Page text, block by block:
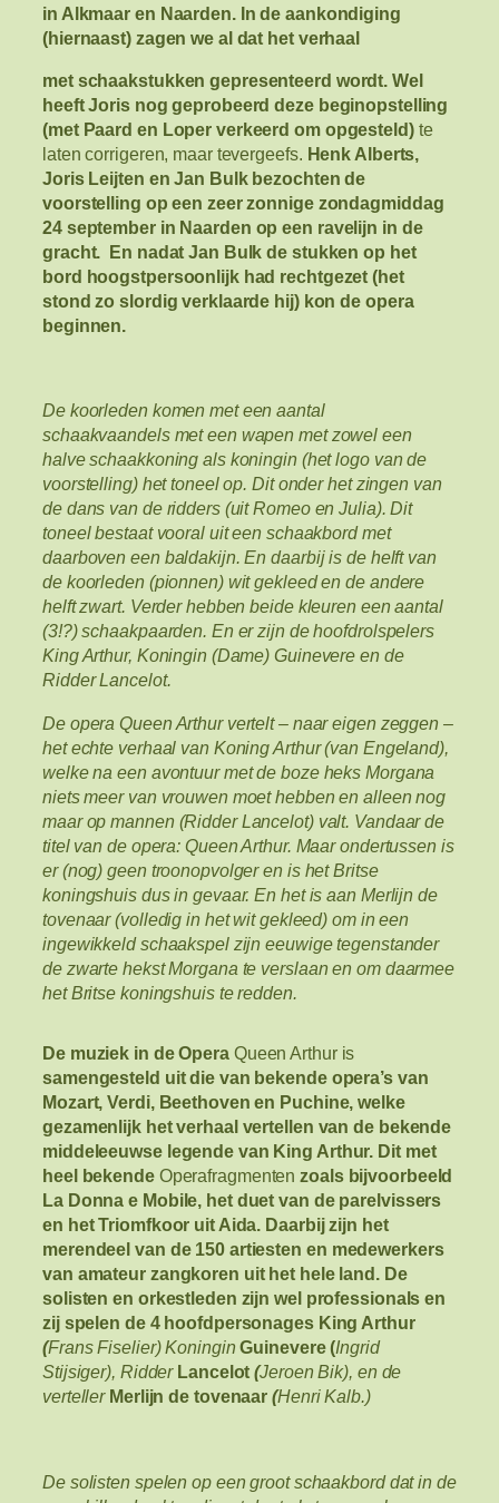
in Alkmaar en Naarden. In de aankondiging
(hiernaast) zagen we al dat het verhaal
met schaakstukken gepresenteerd wordt. Wel
heeft Joris nog geprobeerd deze beginopstelling
(met Paard en Loper verkeerd om opgesteld)te
laten corrigeren, maar tevergeefs. Henk Alberts,
Joris Leijten en Jan Bulk bezochten de
voorstelling op een zeer zonnige zondagmiddag
24 september in Naarden op een ravelijn in de
gracht. En nadat Jan Bulk de stukken op het
bord hoogstpersoonlijk had rechtgezet (het
stond zo slordig verklaarde hij) kon de opera
beginnen.
De koorleden komen met een aantal
schaakvaandels met een wapen met zowel een
halve schaakkoning als koningin (het logo van de
voorstelling) het toneel op. Dit onder het zingen van
de dans van de ridders (uit Romeo en Julia). Dit
toneel bestaat vooral uit een schaakbord met
daarboven een baldakijn. En daarbij is de helft van
de koorleden (pionnen) wit gekleed en de andere
helft zwart. Verder hebben beide kleuren een aantal
(3!?) schaakpaarden. En er zijn de hoofdrolspelers
King Arthur, Koningin (Dame) Guinevere en de
Ridder Lancelot.
De opera Queen Arthur vertelt – naar eigen zeggen –
het echte verhaal van Koning Arthur (van Engeland),
welke na een avontuur met de boze heks Morgana
niets meer van vrouwen moet hebben en alleen nog
maar op mannen (Ridder Lancelot) valt. Vandaar de
titel van de opera: Queen Arthur. Maar ondertussen is
er (nog) geen troonopvolger en is het Britse
koningshuis dus in gevaar. En het is aan Merlijn de
tovenaar (volledig in het wit gekleed) om in een
ingewikkeld schaakspel zijn eeuwige tegenstander
de zwarte hekst Morgana te verslaan en om daarmee
het Britse koningshuis te redden.
De muziek in de OperaQueen Arthur is
samengesteld uit die van bekende opera’s van
Mozart, Verdi, Beethoven en Puchine, welke
gezamenlijk het verhaal vertellen van de bekende
middeleeuwse legende van King Arthur. Dit met
heel bekende Operafragmenten zoals bijvoorbeeld
La Donna e Mobile, het duet van de parelvissers
en het Triomfkoor uit Aida. Daarbij zijn het
merendeel van de 150 artiesten en medewerkers
van amateur zangkoren uit het hele land. De
solisten en orkestleden zijn wel professionals en
zij spelen de 4 hoofdpersonages King Arthur
(Frans Fiselier) KoninginGuinevere (Ingrid
Stijsiger), Ridder Lancelot(Jeroen Bik), en de
verteller Merlijn de tovenaar(Henri Kalb.)
De solisten spelen op een groot schaakbord dat in de